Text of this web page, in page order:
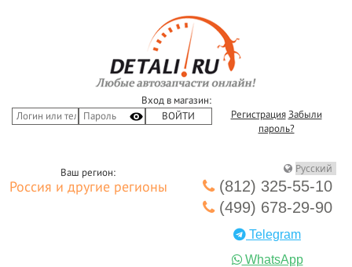
Вход в магазин:
Регистрация Забыли
пароль?
Ваш регион:
Россия и другие регионы
(812) 325-55-10
(499) 678-29-90
Telegram
WhatsApp